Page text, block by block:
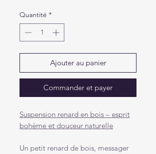
Quantité *
Ajouter au panier
Commander et payer
Suspension renard en bois – esprit
bohème et douceur naturelle
Un petit renard de bois, messager